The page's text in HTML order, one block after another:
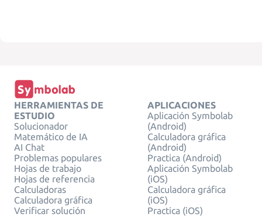
HERRAMIENTAS DE
ESTUDIO
Solucionador
Matemático de IA
AI Chat
Problemas populares
Hojas de trabajo
Hojas de referencia
Calculadoras
Calculadora gráfica
Verificar solución
APLICACIONES
Aplicación Symbolab
(Android)
Calculadora gráfica
(Android)
Practica (Android)
Aplicación Symbolab
(iOS)
Calculadora gráfica
(iOS)
Practica (iOS)